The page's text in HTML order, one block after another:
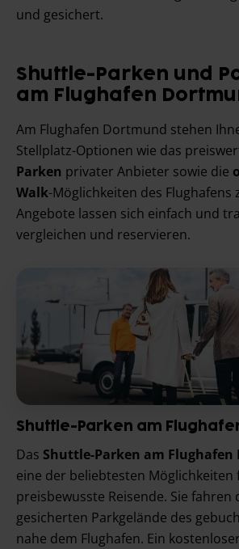
und gesichert.
Shuttle-Parken und
am Flughafen
Am Flughafen Dortmund stehen
Stellplatz-Optionen wie das
Parken privater Anbieter sowie die
Walk-Möglichkeiten des Flughafens
Angebote lassen sich einfach und
vergleichen und reservieren.
Shuttle-Parken am
Das Shuttle-Parken am
eine der beliebtesten Möglichkeiten
preisbewusste Reisende. Sie fahren
gesicherten Parkgelände des
nahe dem Flughafen. Ein